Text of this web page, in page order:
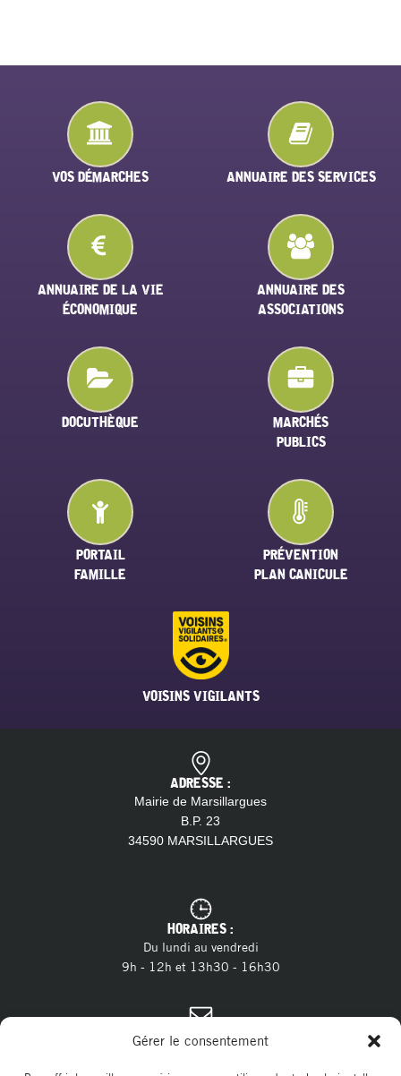
Gérer le consentement
VOS DÉMARCHES ANNUAIRE DES SERVICES
ANNUAIRE DE LA VIE
ÉCONOMIQUE
ANNUAIRE DES
ASSOCIATIONS
DOCUTHÈQUE
MARCHÉS
PUBLICS
PORTAIL
FAMILLE
PRÉVENTION
PLAN CANICULE
VOISINS VIGILANTS
ADRESSE :
Mairie de Marsillargues
B.P. 23
34590 MARSILLARGUES
HORAIRES :
Du lundi au vendredi
9h - 12h et 13h30 - 16h30
CONTACT :